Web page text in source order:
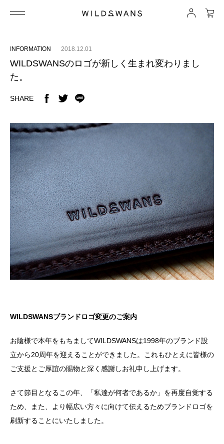
INFORMATION 2018.12.01
WILDSWANSのロゴが新しく生まれ変わりまし
た。
SHARE
WILDSWANSブランドロゴ変更のご案内
お陰様で本年をもちましてWILDSWANSは1998年のブランド設
立から20周年を迎えることができました。これもひとえに皆様の
ご支援とご厚誼の賜物と深く感謝しお礼申し上げます。
さて節目となるこの年、「私達が何者であるか」を再度自覚する
ため、また、より幅広い方々に向けて伝えるためブランドロゴを
刷新することにいたしました。